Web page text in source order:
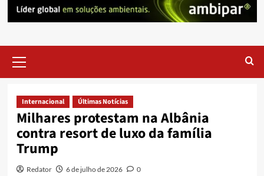
Menu
Internacional Últimas Notícias
Milhares protestam na Albânia
contra resort de luxo da família
Trump
Redator 6 de julho de 2026 0